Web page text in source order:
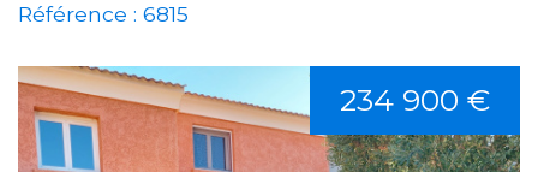
Référence : 6815
234 900 €